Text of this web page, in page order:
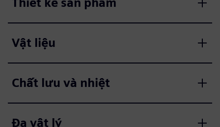
Vật liệu
Chất lưu và nhiệt
Đa vật lý